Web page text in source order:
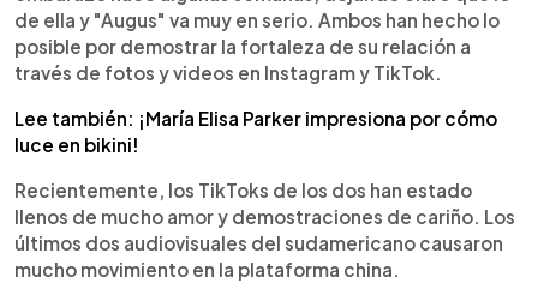
de ella y "Augus" va muy en serio. Ambos han hecho lo
posible por demostrar la fortaleza de su relación a
través de fotos y videos en Instagram y TikTok.
Lee también: ¡María Elisa Parker impresiona por cómo
luce en bikini!
Recientemente, los TikToks de los dos han estado
llenos de mucho amor y demostraciones de cariño. Los
últimos dos audiovisuales del sudamericano causaron
mucho movimiento en la plataforma china.